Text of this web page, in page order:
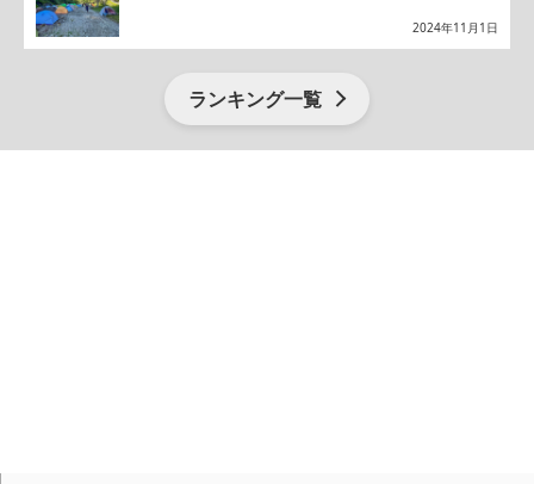
2024年11月1日
ランキング一覧